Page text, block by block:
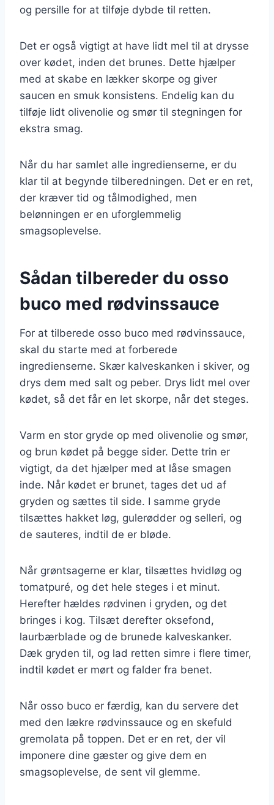
og persille for at tilføje dybde til retten.
Det er også vigtigt at have lidt mel til at drysse
over kødet, inden det brunes. Dette hjælper
med at skabe en lækker skorpe og giver
saucen en smuk konsistens. Endelig kan du
tilføje lidt olivenolie og smør til stegningen for
ekstra smag.
Når du har samlet alle ingredienserne, er du
klar til at begynde tilberedningen. Det er en ret,
der kræver tid og tålmodighed, men
belønningen er en uforglemmelig
smagsoplevelse.
Sådan tilbereder du osso
buco med rødvinssauce
For at tilberede osso buco med rødvinssauce,
skal du starte med at forberede
ingredienserne. Skær kalveskanken i skiver, og
drys dem med salt og peber. Drys lidt mel over
kødet, så det får en let skorpe, når det steges.
Varm en stor gryde op med olivenolie og smør,
og brun kødet på begge sider. Dette trin er
vigtigt, da det hjælper med at låse smagen
inde. Når kødet er brunet, tages det ud af
gryden og sættes til side. I samme gryde
tilsættes hakket løg, gulerødder og selleri, og
de sauteres, indtil de er bløde.
Når grøntsagerne er klar, tilsættes hvidløg og
tomatpuré, og det hele steges i et minut.
Herefter hældes rødvinen i gryden, og det
bringes i kog. Tilsæt derefter oksefond,
laurbærblade og de brunede kalveskanker.
Dæk gryden til, og lad retten simre i flere timer,
indtil kødet er mørt og falder fra benet.
Når osso buco er færdig, kan du servere det
med den lækre rødvinssauce og en skefuld
gremolata på toppen. Det er en ret, der vil
imponere dine gæster og give dem en
smagsoplevelse, de sent vil glemme.